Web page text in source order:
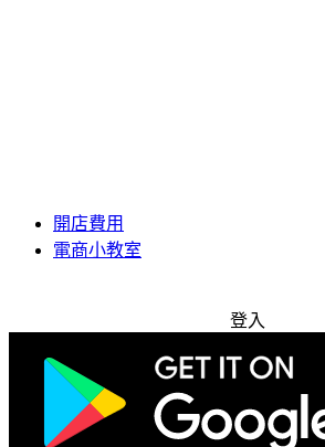
開店費用
電商小教室
登入